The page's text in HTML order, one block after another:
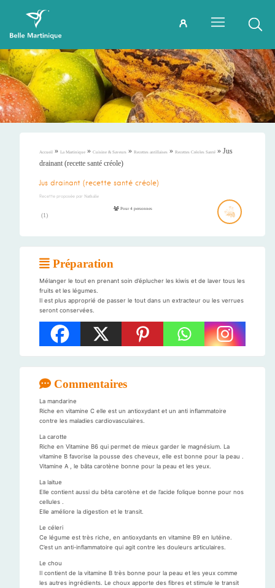
Accueil » La Martinique » Cuisine & Saveurs » Recettes antillaises » Recettes Créoles Santé » Jus
drainant (recette santé créole)
Jus drainant (recette santé créole)
Recette proposée par Nathalie
(1)
Pour 4 personnes
Préparation
Mélanger le tout en prenant soin d’éplucher les kiwis et de laver tous les
fruits et les légumes.
Il est plus approprié de passer le tout dans un extracteur ou les verrues
seront conservées.
Commentaires
La mandarine
Riche en vitamine C elle est un antioxydant et un anti inflammatoire
contre les maladies cardiovasculaires.
La carotte
Riche en Vitamine B6 qui permet de mieux garder le magnésium. La
vitamine B favorise la pousse des cheveux, elle est bonne pour la peau .
Vitamine A , le bâta carotène bonne pour la peau et les yeux.
La laitue
Elle contient aussi du bêta carotène et de l’acide folique bonne pour nos
cellules .
Elle améliore la digestion et le transit.
Le céleri
Ce légume est très riche, en antioxydants en vitamine B9 en lutéine.
C’est un anti-inflammatoire qui agit contre les douleurs articulaires.
Le chou
Il contient de la vitamine B très bonne pour la peau et les yeux comme
les autres ingrédients. Le choux apporte des fibres et stimule le transit